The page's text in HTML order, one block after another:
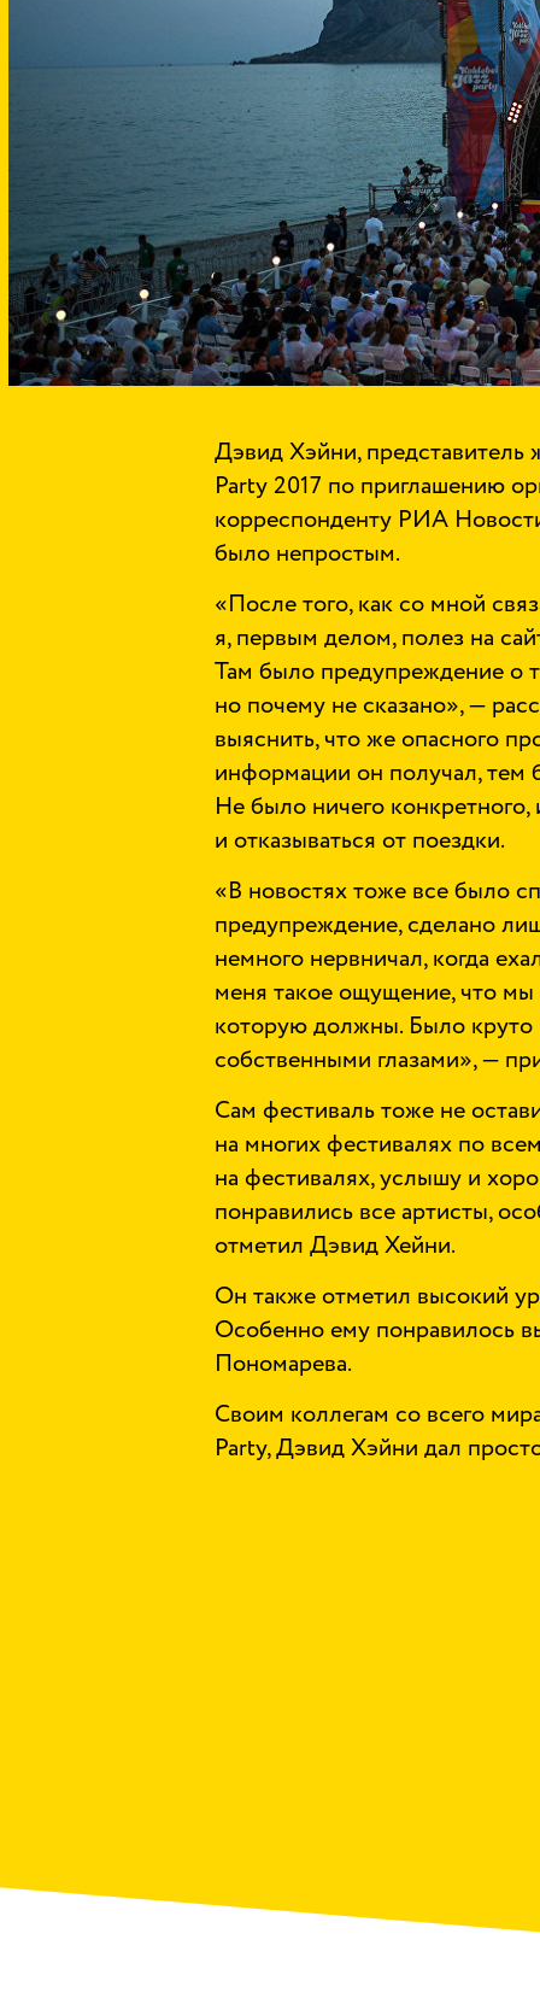
Дэвид Хэйни, представитель
Party 2017 по приглашению
корреспонденту РИА
было непростым.
«После того, как со мной
я, первым делом, полез на
Там было предупреждение о
но почему не сказано», —
выяснить, что же опасного
информации он получал, тем
Не было ничего конкретного,
и отказываться от поездки.
«В новостях тоже все было
предупреждение, сделано
немного нервничал, когда
меня такое ощущение, что
которую должны. Было круто
собственными глазами», —
Сам фестиваль тоже не
на многих фестивалях по
на фестивалях, услышу и
понравились все артисты,
отметил Дэвид Хейни.
Он также отметил высокий
Особенно ему понравилось
Пономарева.
Своим коллегам со всего
Party, Дэвид Хэйни дал